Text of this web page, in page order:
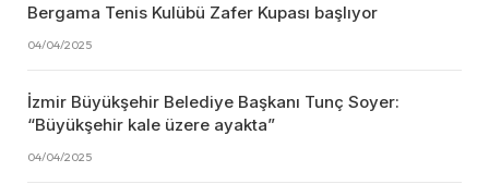
Bergama Tenis Kulübü Zafer Kupası başlıyor
04/04/2025
İzmir Büyükşehir Belediye Başkanı Tunç Soyer:
“Büyükşehir kale üzere ayakta”
04/04/2025